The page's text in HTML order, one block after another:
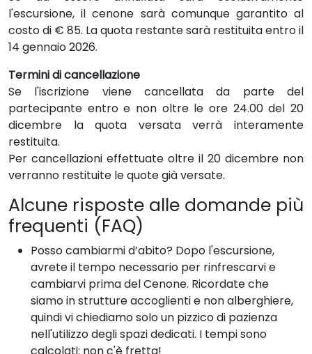
l'escursione, il cenone sarà comunque garantito al
costo di € 85. La quota restante sarà restituita entro il
14 gennaio 2026.
Termini di cancellazione
Se l'iscrizione viene cancellata da parte del
partecipante entro e non oltre le ore 24.00 del 20
dicembre la quota versata verrà interamente
restituita.
Per cancellazioni effettuate oltre il 20 dicembre non
verranno restituite le quote già versate.
Alcune risposte alle domande più
frequenti (FAQ)
Posso cambiarmi d’abito? Dopo l'escursione,
avrete il tempo necessario per rinfrescarvi e
cambiarvi prima del Cenone. Ricordate che
siamo in strutture accoglienti e non alberghiere,
quindi vi chiediamo solo un pizzico di pazienza
nell'utilizzo degli spazi dedicati. I tempi sono
calcolati: non c'è fretta!